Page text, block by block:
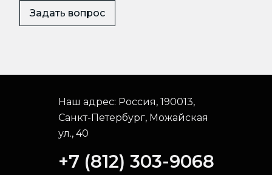
Задать вопрос
Наш адрес: Россия, 190013,
Санкт-Петербург, Можайская
ул., 40
+7 (812) 303-9068